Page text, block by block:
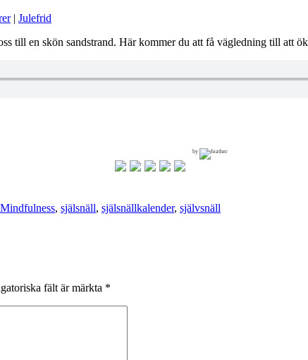
| Julefrid
till en skön sandstrand. Här kommer du att få vägledning till att
by
Mindfulness, själsnäll, själsnällkalender, självsnäll
fält är märkta *